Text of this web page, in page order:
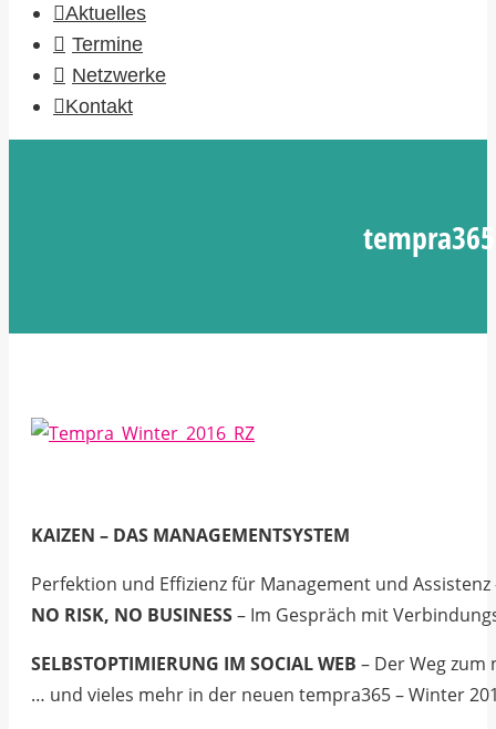
Aktuelles
Termine
Netzwerke
Kontakt
KAIZEN – DAS MANAGEMENTSYSTEM
Perfektion und Effizienz für Management und
NO RISK, NO BUSINESS– Im Gespräch mit
SELBSTOPTIMIERUNG IM SOCIAL WEB – Der Weg zum
… und vieles mehr in der neuen tempra365 – Winter